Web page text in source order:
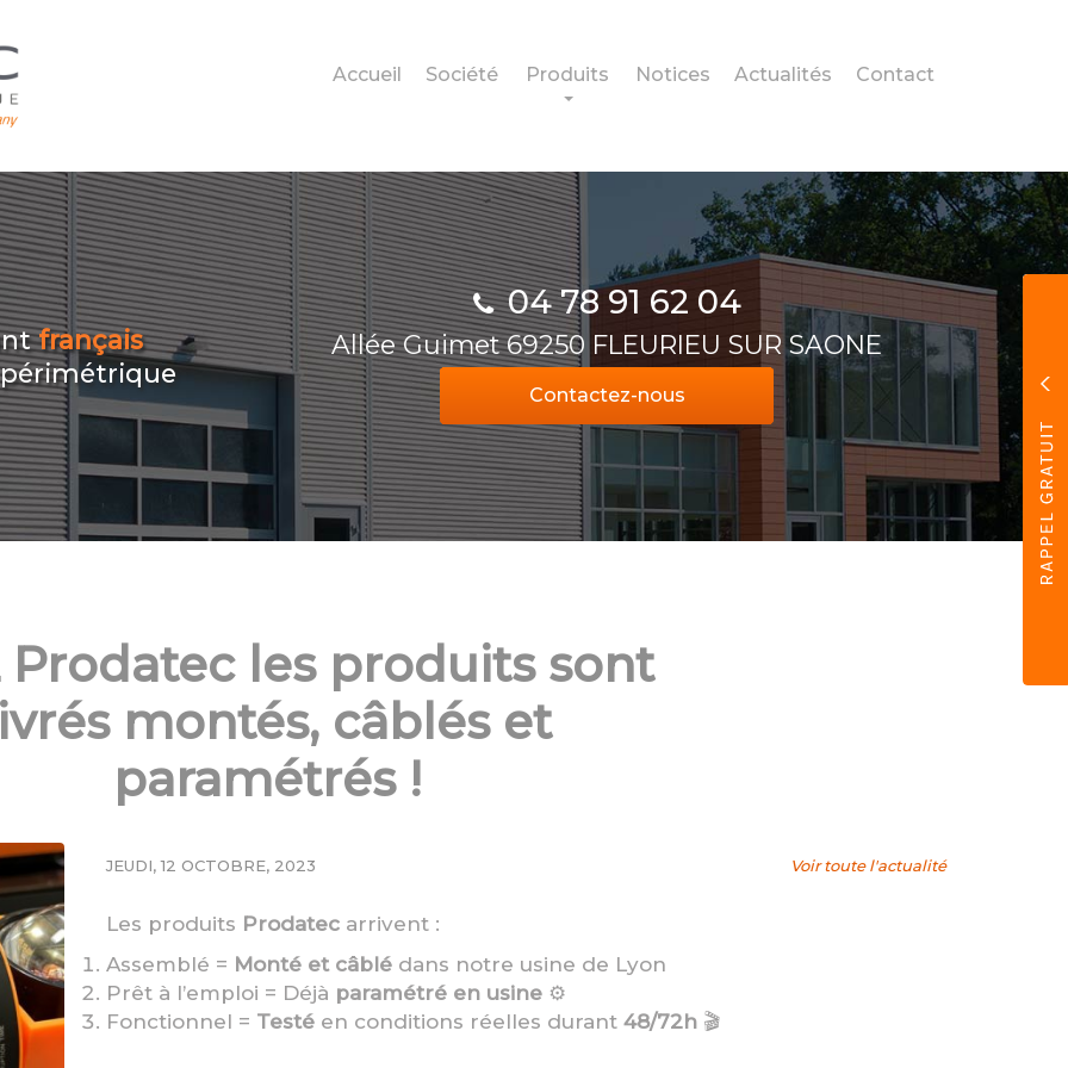
Accueil Société Produits Notices Actualités Contact
français
04 78 91 62 04
Allée Guimet 69250 FLEURIEU SUR SAONE
Contactez-nous
Prodatec les produits sont
montés, câblés et
paramétrés !
JEUDI, 12 OCTOBRE, 2023 Voir toute l'actualité
Les produits Prodatec arrivent :
Assemblé = Monté et câblé dans notre usine de Lyon
Prêt à l’emploi = Déjà paramétré en usine ⚙️
Fonctionnel = Testé en conditions réelles durant 48/72h 🎬